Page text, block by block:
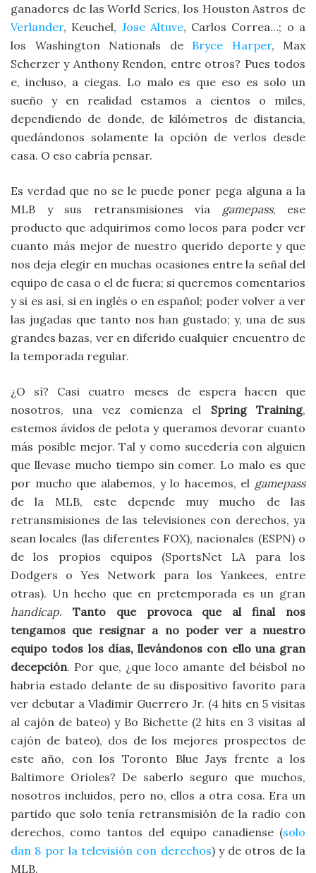
ganadores de las World Series, los Houston Astros de
Verlander, Keuchel, Jose Altuve, Carlos Correa…; o a
los Washington Nationals de Bryce Harper, Max
Scherzer y Anthony Rendon, entre otros? Pues todos
e, incluso, a ciegas. Lo malo es que eso es solo un
sueño y en realidad estamos a cientos o miles,
dependiendo de donde, de kilómetros de distancia,
quedándonos solamente la opción de verlos desde
casa. O eso cabría pensar.
Es verdad que no se le puede poner pega alguna a la
MLB y sus retransmisiones vía gamepass, ese
producto que adquirimos como locos para poder ver
cuanto más mejor de nuestro querido deporte y que
nos deja elegir en muchas ocasiones entre la señal del
equipo de casa o el de fuera; si queremos comentarios
y si es así, si en inglés o en español; poder volver a ver
las jugadas que tanto nos han gustado; y, una de sus
grandes bazas, ver en diferido cualquier encuentro de
la temporada regular.
¿O sí? Casi cuatro meses de espera hacen que
nosotros, una vez comienza el Spring Training,
estemos ávidos de pelota y queramos devorar cuanto
más posible mejor. Tal y como sucedería con alguien
que llevase mucho tiempo sin comer. Lo malo es que
por mucho que alabemos, y lo hacemos, el gamepass
de la MLB, este depende muy mucho de las
retransmisiones de las televisiones con derechos, ya
sean locales (las diferentes FOX), nacionales (ESPN) o
de los propios equipos (SportsNet LA para los
Dodgers o Yes Network para los Yankees, entre
otras). Un hecho que en pretemporada es un gran
handicap. Tanto que provoca que al final nos
tengamos que resignar a no poder ver a nuestro
equipo todos los días, llevándonos con ello una gran
decepción. Por que, ¿que loco amante del béisbol no
habría estado delante de su dispositivo favorito para
ver debutar a Vladimir Guerrero Jr. (4 hits en 5 visitas
al cajón de bateo) y Bo Bichette (2 hits en 3 visitas al
cajón de bateo), dos de los mejores prospectos de
este año, con los Toronto Blue Jays frente a los
Baltimore Orioles? De saberlo seguro que muchos,
nosotros incluidos, pero no, ellos a otra cosa. Era un
partido que solo tenía retransmisión de la radio con
derechos, como tantos del equipo canadiense (solo
dan 8 por la televisión con derechos) y de otros de la
MLB.